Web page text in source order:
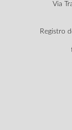
Via
Registro